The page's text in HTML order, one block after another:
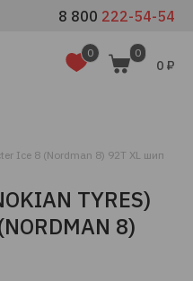
8 800 222-54-54
0 0
0 ₽
Ice 8 (Nordman 8) 92T XL шип
TYRES)
8)